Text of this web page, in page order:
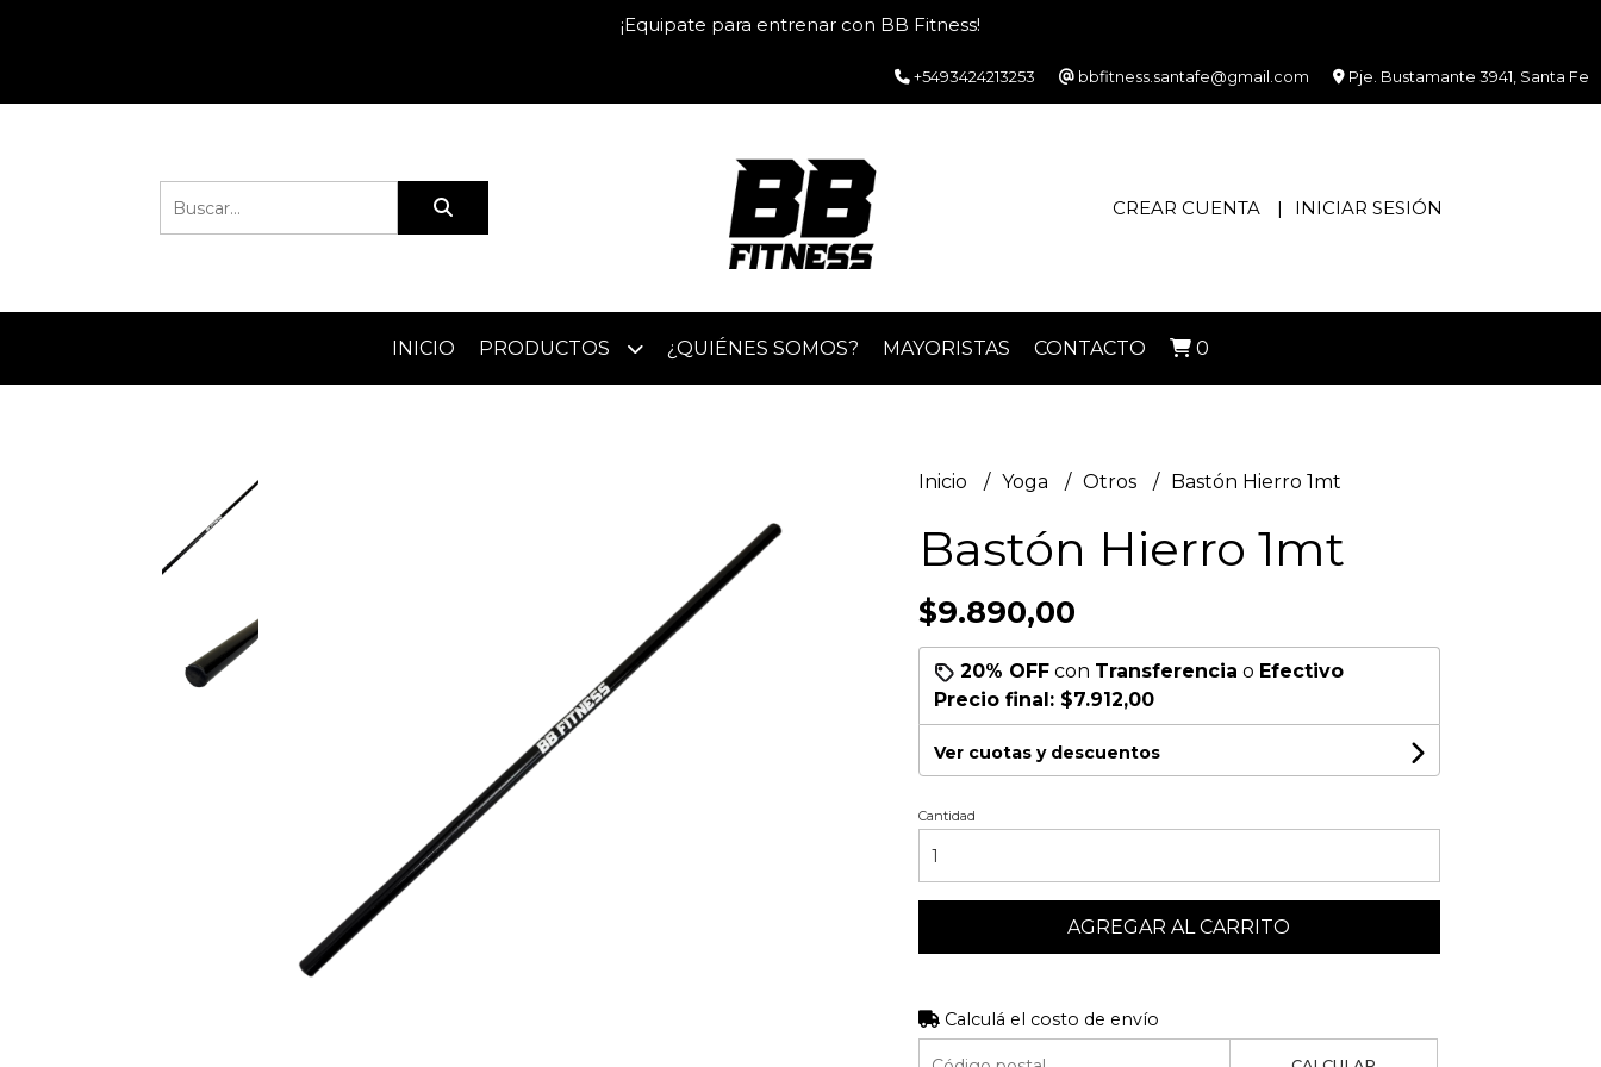
¡Equipate para entrenar con BB Fitness!
+5493424213253 bbfitness.santafe@gmail.com Pje. Bustamante 3941, Santa Fe
CREAR CUENTA INICIAR SESIÓN
INICIO PRODUCTOS ¿QUIÉNES SOMOS? MAYORISTAS CONTACTO 0
Inicio Yoga Otros Bastón Hierro 1mt
Bastón Hierro 1mt
$9.890,00
20% OFFcon Transferencia o Efectivo
Precio final: $7.912,00
Ver cuotas y descuentos
Cantidad
AGREGAR AL CARRITO
Calculá el costo de envío